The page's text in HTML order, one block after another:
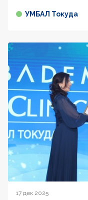
УМБАЛ Токуда
17 дек 2025